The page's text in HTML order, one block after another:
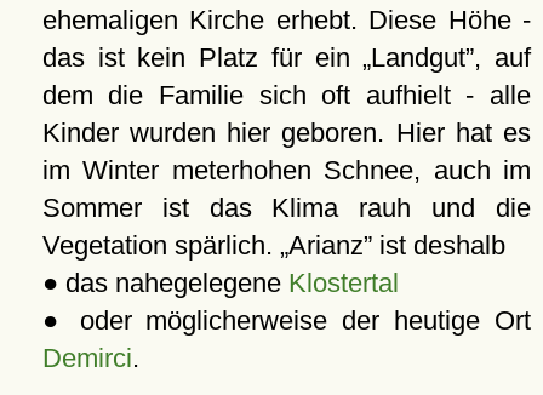
ehemaligen Kirche erhebt. Diese Höhe -
das ist kein Platz für ein Landgut , auf
dem die Familie sich oft aufhielt - alle
Kinder wurden hier geboren. Hier hat es
im Winter meterhohen Schnee, auch im
Sommer ist das Klima rauh und die
Vegetation spärlich. Arianz ist deshalb
● das nahegelegene Klostertal
● oder möglicherweise der heutige Ort
Demirci.